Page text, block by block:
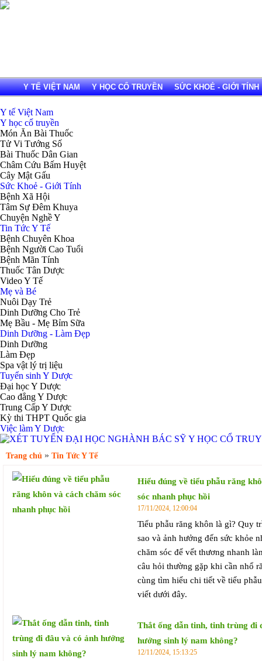
Y TẾ VIỆT NAM Y HỌC CỔ TRUYỀN SỨC KHOẺ - GIỚI TÍNH
Y tế Việt Nam
Y học cổ truyền
Món Ăn Bài Thuốc
Tử Vi Tướng Số
Bài Thuốc Dân Gian
Châm Cứu Bấm Huyệt
Cây Mật Gấu
Sức Khoẻ - Giới Tính
Bệnh Xã Hội
Tâm Sự Đêm Khuya
Chuyện Nghề Y
Tin Tức Y Tế
Bệnh Chuyên Khoa
Bệnh Người Cao Tuổi
Bệnh Mãn Tính
Thuốc Tân Dược
Video Y Tế
Mẹ và Bé
Nuôi Dạy Trẻ
Dinh Dưỡng Cho Trẻ
Mẹ Bầu - Mẹ Bỉm Sữa
Dinh Dưỡng - Làm Đẹp
Dinh Dưỡng
Làm Đẹp
Spa vật lý trị liệu
Tuyển sinh Y Dược
Đại học Y Dược
Cao đẳng Y Dược
Trung Cấp Y Dược
Kỳ thi THPT Quốc gia
Việc làm Y Dược
Trang chủ » Tin Tức Y Tế
Hiểu đúng về tiểu phẫu răng
sóc nhanh phục hồi
17/11/2024, 12:00:04
Tiểu phẫu răng khôn là gì? Quy
sao và ảnh hưởng đến sức khỏe
chăm sóc để vết thương nhanh
câu hỏi thường gặp khi cần nhổ
cùng tìm hiểu chi tiết về tiểu
viết dưới đây.
Thắt ống dẫn tinh, tinh trùng đi
hưởng sinh lý nam không?
12/11/2024, 15:13:25